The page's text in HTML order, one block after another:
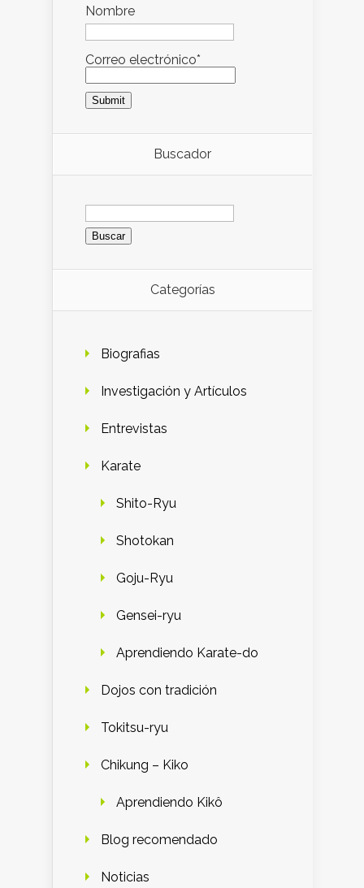
Nombre
Correo electrónico*
Buscador
Buscar:
Categorías
Biografias
Investigación y Artículos
Entrevistas
Karate
Shito-Ryu
Shotokan
Goju-Ryu
Gensei-ryu
Aprendiendo Karate-do
Dojos con tradición
Tokitsu-ryu
Chikung – Kiko
Aprendiendo Kikô
Blog recomendado
Noticias